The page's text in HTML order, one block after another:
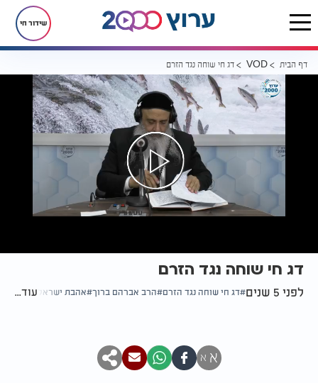
שידור חי
דף הבית VOD דג חי שוחה נגד הזרם
דג חי שוחה נגד הזרם
לפני 5 שנים דג חי שוחה נגד הזרם הרב אברהם ברוך אהבת ישראל עוד...
א א